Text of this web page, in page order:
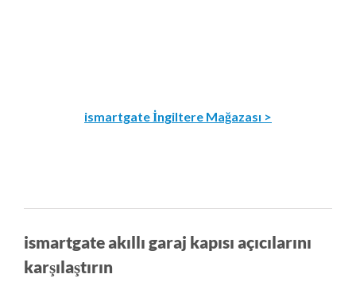
ismartgate İngiltere Mağazası >
ismartgate akıllı garaj kapısı açıcılarını
karşılaştırın